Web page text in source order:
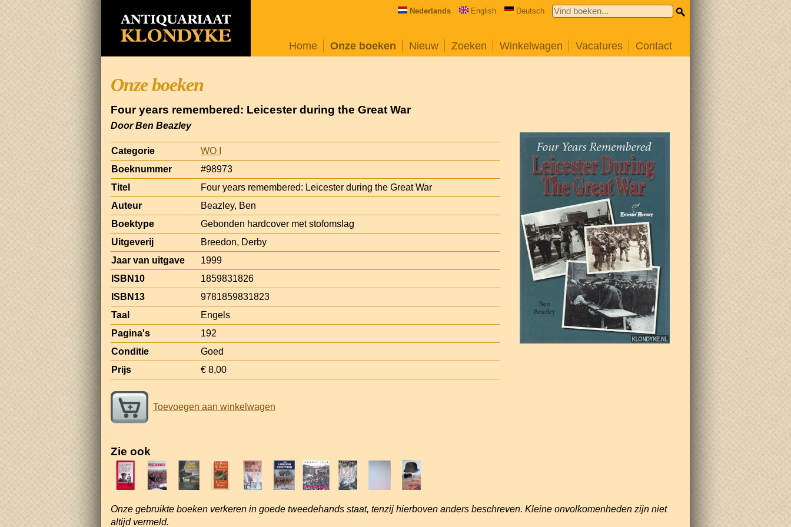
Nederlands English Deutsch
Home Onze boeken Nieuw Zoeken Winkelwagen Vacatures Contact
Onze boeken
Four years remembered: Leicester during the Great War
Door Ben Beazley
Categorie
WO I
Boeknummer
#98973
Titel
Four years remembered: Leicester during the Great War
Auteur
Beazley, Ben
Boektype
Gebonden hardcover met stofomslag
Uitgeverij
Breedon, Derby
Jaar van uitgave
1999
ISBN10
1859831826
ISBN13
9781859831823
Taal
Engels
Pagina's
192
Conditie
Goed
Prijs
€ 8,00
Toevoegen aan winkelwagen
Zie ook
Onze gebruikte boeken verkeren in goede tweedehands staat, tenzij hierboven anders beschreven. Kleine onvolkomenheden zijn niet
altijd vermeld.